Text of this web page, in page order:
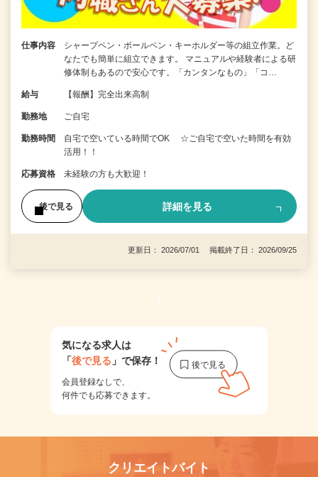
仕事内容
シャープペン・ボールペン・キーホルダー等の組立作業。ど
なたでも簡単に組立できます。 マニュアルや経験者による研
修体制もあるので安心です。「カンタンなもの」「コ…
給与 【報酬】完全出来高制
勤務地 ご自宅
勤務時間
自宅で空いている時間でOK ☆ご自宅で空いた時間を有効
活用！！
応募資格 未経験の方も大歓迎！
後で見る 詳細を見る
更新日： 2026/07/01 掲載終了日： 2026/09/25
1
気になる求人は
「後で見る 」で保存！
会員登録なしで、
何件でも応募できます。
クリエイトバイト